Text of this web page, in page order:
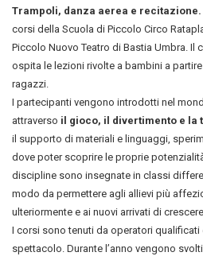
Trampoli, danza aerea e recitazione.
corsi della Scuola di Piccolo Circo
Piccolo Nuovo Teatro di Bastia Umbra. Il
ospita le lezioni rivolte a bambini a
ragazzi.
I partecipanti vengono introdotti nel
attraverso il gioco, il divertimento e la
il supporto di materiali e linguaggi,
dove poter scoprire le proprie
discipline sono insegnate in classi
modo da permettere agli allievi più
ulteriormente e ai nuovi arrivati di
I corsi sono tenuti da operatori
spettacolo. Durante l’anno vengono